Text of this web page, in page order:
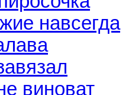
навсегда
виноват